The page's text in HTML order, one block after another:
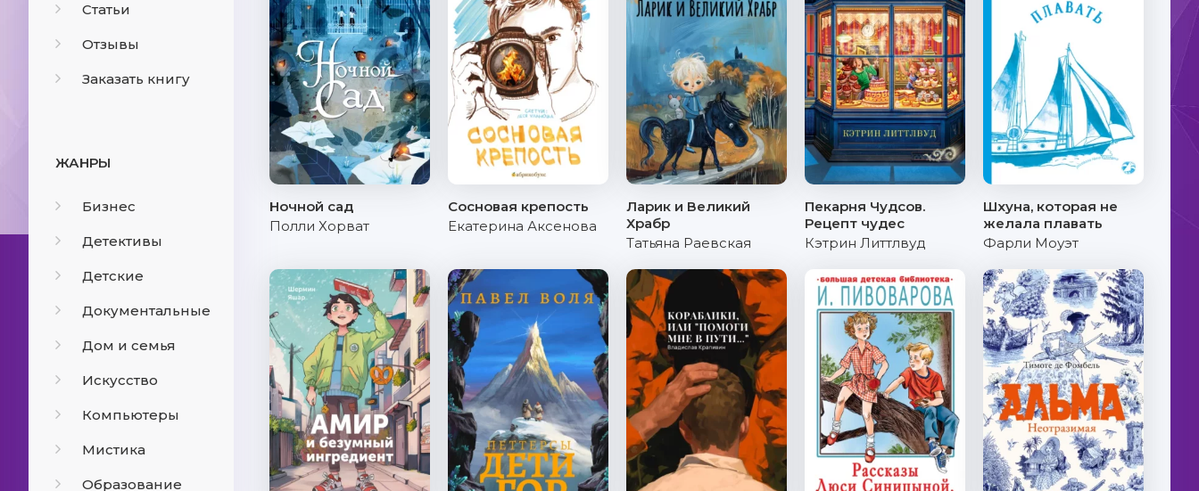
Статьи
Отзывы
Заказать книгу
ЖАНРЫ
Бизнес
Детективы
Детские
Документальные
Дом и семья
Искусство
Компьютеры
Мистика
Образование
Ночной сад
Полли Хорват
Сосновая крепость
Екатерина Аксенова
Ларик и Великий
Храбр
Татьяна Раевская
Пекарня Чудсов.
Рецепт чудес
Кэтрин Литтлвуд
Шхуна, которая не
желала плавать
Фарли Моуэт